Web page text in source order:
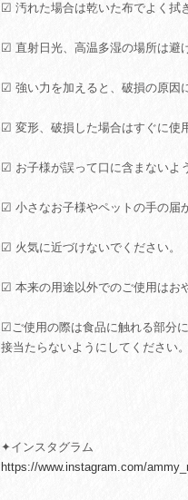
☑ 汚れた場合は乾いた布でよく拭
☑ 直射日光、高温多湿の場所は避
☑ 強い力を加えると、破損の原因
☑ 変形、破損した場合はすぐに使
☑ お子様が誤って口に含まないよ
☑ 小さなお子様やペットの手の届
☑ 火気に近づけないでください。
☑ 本来の用途以外でのご使用はお
☑ご使用の際は食品に触れる部分
接当たらないようにしてください。
✦インスタグラム
https://www.instagram.com/